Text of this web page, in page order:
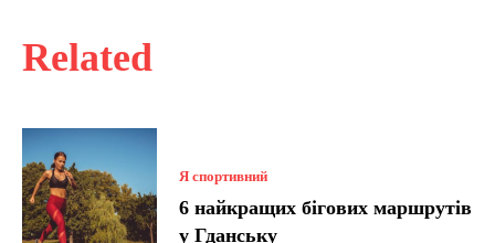
Related
Я спортивний
6 найкращих бігових маршрутів
у Гданську